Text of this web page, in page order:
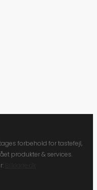
forbehold for tastefejl,
produkter & services.